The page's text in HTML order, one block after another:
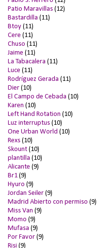
Patio Maravillas (12)
Bastardilla (11)
Btoy (11)
Cere (11)
Chuso (11)
Jaime (11)
La Tabacalera (11)
Luce (11)
Rodríguez Gerada (11)
Dier (10)
El Campo de Cebada (10)
Karen (10)
Left Hand Rotation (10)
Luz interruptus (10)
One Urban World (10)
Rexs (10)
Skount (10)
plantilla (10)
Alicante (9)
Br1 (9)
Hyuro (9)
Jordan Seiler (9)
Madrid Abierto con permiso (9)
Miss Van (9)
Momo (9)
Mufasa (9)
Por Favor (9)
Risi (9)